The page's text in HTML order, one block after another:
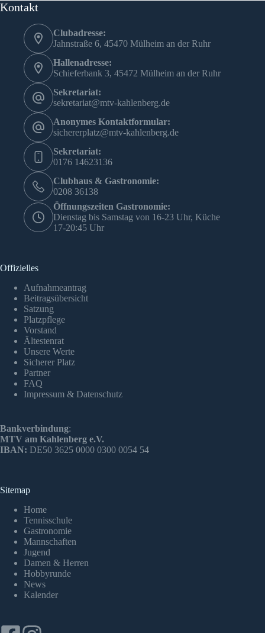
Kontakt
Clubadresse:
Jahnstraße 6, 45470 Mülheim an der Ruhr
Hallenadresse:
Schieferbank 3, 45472 Mülheim an der Ruhr
Sekretariat:
sekretariat@mtv-kahlenberg.de
Anonymes Kontaktformular:
sichererplatz@mtv-kahlenberg.de
Sekretariat:
0176 14623136
Clubhaus & Gastronomie:
0208 36138
Öffnungszeiten Gastronomie:
Dienstag bis Samstag von 16-23 Uhr, Küche
17-20:45 Uhr
Offizielles
Aufnahmeantrag
Beitragsübersicht
Satzung
Platzpflege
Vorstand
Ältestenrat
Unsere Werte
Sicherer Platz
Partner
FAQ
Impressum & Datenschutz
Bankverbindung:
MTV am Kahlenberg e.V.
IBAN: DE50 3625 0000 0300 0054 54
Sitemap
Home
Tennisschule
Gastronomie
Mannschaften
Jugend
Damen & Herren
Hobbyrunde
News
Kalender